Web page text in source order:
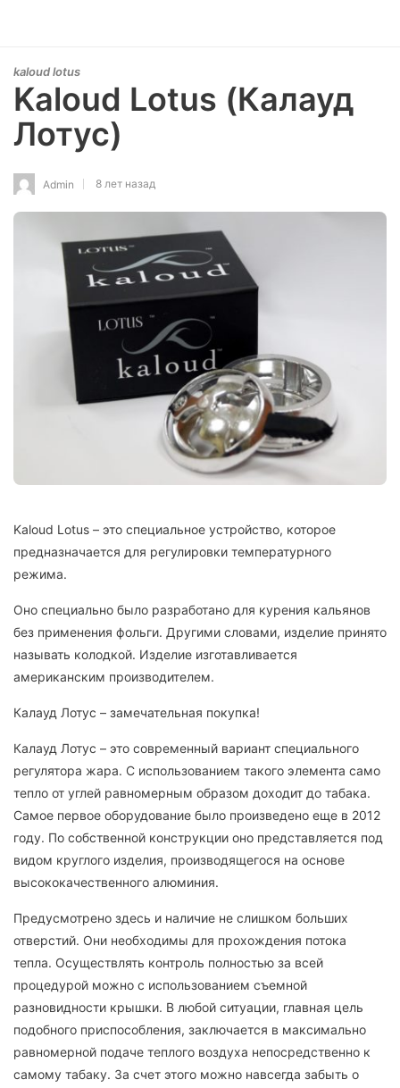
kaloud lotus
Kaloud Lotus (Калауд
Лотус)
Admin 8 лет назад
Kaloud Lotus – это специальное устройство, которое
предназначается для регулировки температурного
режима.
Оно специально было разработано для курения кальянов
без применения фольги. Другими словами, изделие принято
называть колодкой. Изделие изготавливается
американским производителем.
Калауд Лотус – замечательная покупка!
Калауд Лотус – это современный вариант специального
регулятора жара. С использованием такого элемента само
тепло от углей равномерным образом доходит до табака.
Самое первое оборудование было произведено еще в 2012
году. По собственной конструкции оно представляется под
видом круглого изделия, производящегося на основе
высококачественного алюминия.
Предусмотрено здесь и наличие не слишком больших
отверстий. Они необходимы для прохождения потока
тепла. Осуществлять контроль полностью за всей
процедурой можно с использованием съемной
разновидности крышки. В любой ситуации, главная цель
подобного приспособления, заключается в максимально
равномерной подаче теплого воздуха непосредственно к
самому табаку. За счет этого можно навсегда забыть о